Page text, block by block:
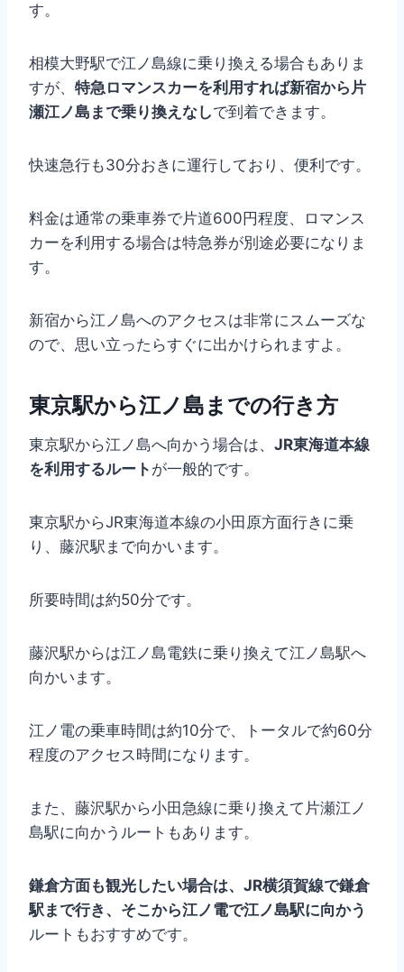
す。
相模大野駅で江ノ島線に乗り換える場合もありま
すが、 特急ロマンスカーを利用すれば新宿から片
瀬江ノ島まで乗り換えなしで到着できます。
快速急行も30分おきに運行しており、便利です。
料金は通常の乗車券で片道600円程度、ロマンス
カーを利用する場合は特急券が別途必要になりま
す。
新宿から江ノ島へのアクセスは非常にスムーズな
ので、思い立ったらすぐに出かけられますよ。
東京駅から江ノ島までの行き方
東京駅から江ノ島へ向かう場合は、 JR東海道本線
を利用するルート が一般的です。
東京駅からJR東海道本線の小田原方面行きに乗
り、藤沢駅まで向かいます。
所要時間は約50分です。
藤沢駅からは江ノ島電鉄に乗り換えて江ノ島駅へ
向かいます。
江ノ電の乗車時間は約10分で、トータルで約60分
程度のアクセス時間になります。
また、藤沢駅から小田急線に乗り換えて片瀬江ノ
島駅に向かうルートもあります。
鎌倉方面も観光したい場合は、JR横須賀線で鎌倉
駅まで行き、そこから江ノ電で江ノ島駅に向かう
ルートもおすすめです。